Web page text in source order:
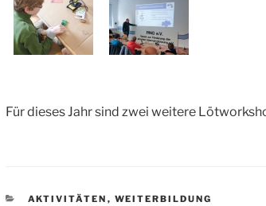
Für dieses Jahr sind zwei weitere
KATEGORIEN
AKTIVITÄTEN , WEITERBILDUNG